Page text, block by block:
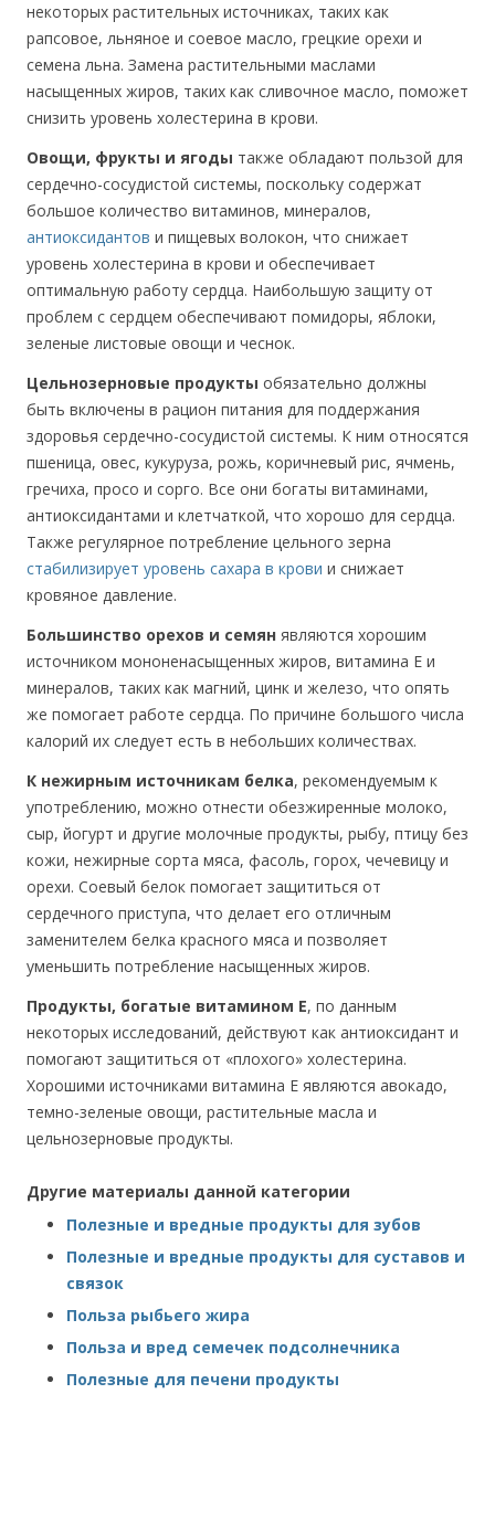
некоторых растительных источниках, таких как
рапсовое, льняное и соевое масло, грецкие орехи и
семена льна. Замена растительными маслами
насыщенных жиров, таких как сливочное масло, поможет
снизить уровень холестерина в крови.
Овощи, фрукты и ягоды также обладают пользой для
сердечно-сосудистой системы, поскольку содержат
большое количество витаминов, минералов,
антиоксидантов и пищевых волокон, что снижает
уровень холестерина в крови и обеспечивает
оптимальную работу сердца. Наибольшую защиту от
проблем с сердцем обеспечивают помидоры, яблоки,
зеленые листовые овощи и чеснок.
Цельнозерновые продукты обязательно должны
быть включены в рацион питания для поддержания
здоровья сердечно-сосудистой системы. К ним относятся
пшеница, овес, кукуруза, рожь, коричневый рис, ячмень,
гречиха, просо и сорго. Все они богаты витаминами,
антиоксидантами и клетчаткой, что хорошо для сердца.
Также регулярное потребление цельного зерна
стабилизирует уровень сахара в крови и снижает
кровяное давление.
Большинство орехов и семян являются хорошим
источником мононенасыщенных жиров, витамина E и
минералов, таких как магний, цинк и железо, что опять
же помогает работе сердца. По причине большого числа
калорий их следует есть в небольших количествах.
К нежирным источникам белка, рекомендуемым к
употреблению, можно отнести обезжиренные молоко,
сыр, йогурт и другие молочные продукты, рыбу, птицу без
кожи, нежирные сорта мяса, фасоль, горох, чечевицу и
орехи. Соевый белок помогает защититься от
сердечного приступа, что делает его отличным
заменителем белка красного мяса и позволяет
уменьшить потребление насыщенных жиров.
Продукты, богатые витамином E, по данным
некоторых исследований, действуют как антиоксидант и
помогают защититься от «плохого» холестерина.
Хорошими источниками витамина E являются авокадо,
темно-зеленые овощи, растительные масла и
цельнозерновые продукты.
Другие материалы данной категории
Полезные и вредные продукты для зубов
Полезные и вредные продукты для суставов и
связок
Польза рыбьего жира
Польза и вред семечек подсолнечника
Полезные для печени продукты